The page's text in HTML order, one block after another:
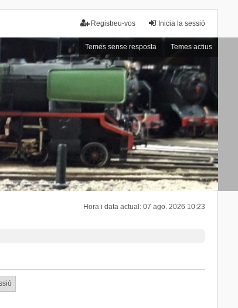
Inicia la sessió
Registreu-vos
Temes sense resposta Temes actius
Hora i data actual: 07 ago. 2026 10:23